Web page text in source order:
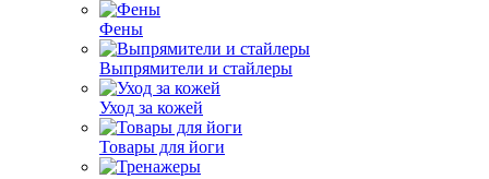
Фены
Выпрямители и стайлеры
Уход за кожей
Товары для йоги